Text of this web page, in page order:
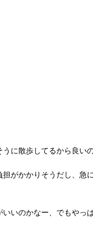
に散歩してるから良い
がかかりそうだし、急
いのかなー、でもやっ